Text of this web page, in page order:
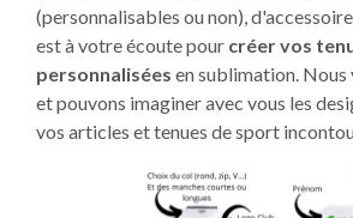
(personnalisables ou non),
est à votre écoute pour créer vos
personnalisées en sublimation. Nous
et pouvons imaginer avec vous les
vos articles et tenues de sport